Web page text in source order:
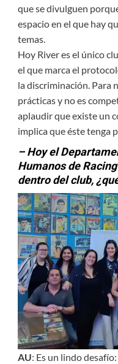
que se divulguen
espacio en el que hay
temas.
Hoy River es el único
el que marca el
la discriminación. Para
prácticas y no es
aplaudir que existe un
implica que éste tenga
– Hoy el
Humanos de
dentro del club,
AU: Es un lindo